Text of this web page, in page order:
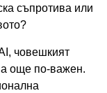
съпротива или
човешкият
още по-важен.